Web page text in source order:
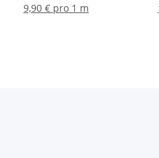
9,90 € pro 1 m